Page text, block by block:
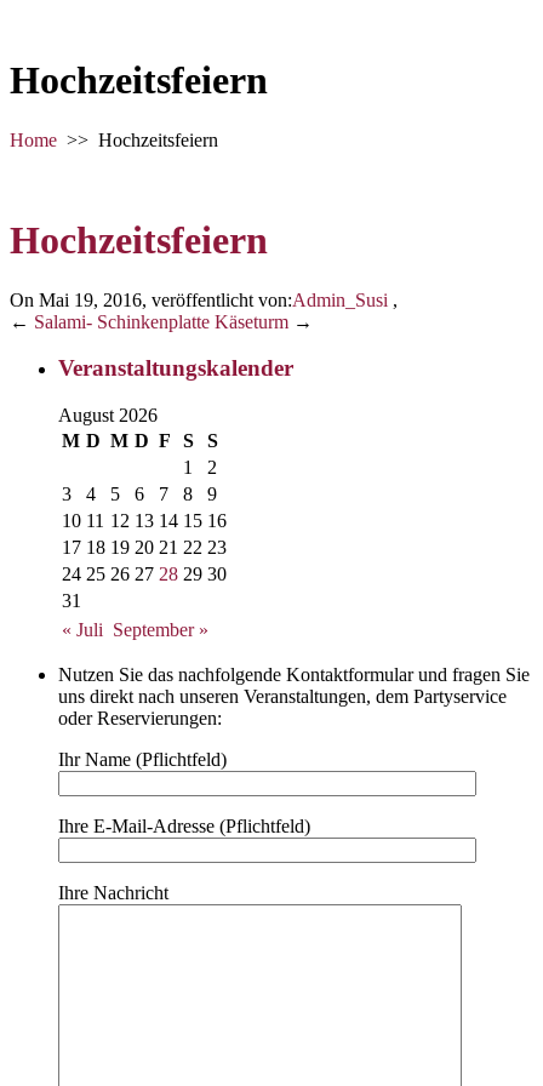
Hochzeitsfeiern
Home >> Hochzeitsfeiern
Hochzeitsfeiern
On Mai 19, 2016, veröffentlicht von:Admin_Susi ,
← Salami- Schinkenplatte Käseturm →
Veranstaltungskalender
August 2026
M D M D F S
S
1
2
3
4 5 6 7 8
9
10 11 12 13 14 15 16
17 18 19 20 21 22 23
24 25 26 27 28 29 30
31
« Juli September »
Nutzen Sie das nachfolgende Kontaktformular und fragen Sie
uns direkt nach unseren Veranstaltungen, dem Partyservice
oder Reservierungen:
Ihr Name (Pflichtfeld)
Ihre E-Mail-Adresse (Pflichtfeld)
Ihre Nachricht